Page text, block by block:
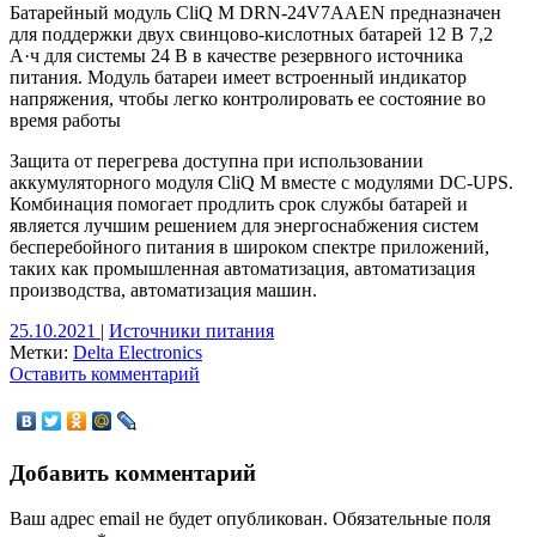
Батарейный модуль CliQ M DRN-24V7AAEN предназначен
для поддержки двух свинцово-кислотных батарей 12 В 7,2
А·ч для системы 24 В в качестве резервного источника
питания. Модуль батареи имеет встроенный индикатор
напряжения, чтобы легко контролировать ее состояние во
время работы
Защита от перегрева доступна при использовании
аккумуляторного модуля CliQ M вместе с модулями DC-UPS.
Комбинация помогает продлить срок службы батарей и
является лучшим решением для энергоснабжения систем
бесперебойного питания в широком спектре приложений,
таких как промышленная автоматизация, автоматизация
производства, автоматизация машин.
25.10.2021 | Источники питания
Метки: Delta Electronics
Оставить комментарий
Добавить комментарий
Ваш адрес email не будет опубликован. Обязательные поля